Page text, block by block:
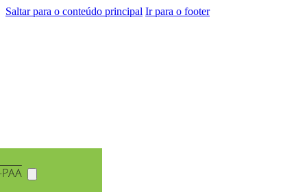
Saltar para o conteúdo principal Ir para o footer